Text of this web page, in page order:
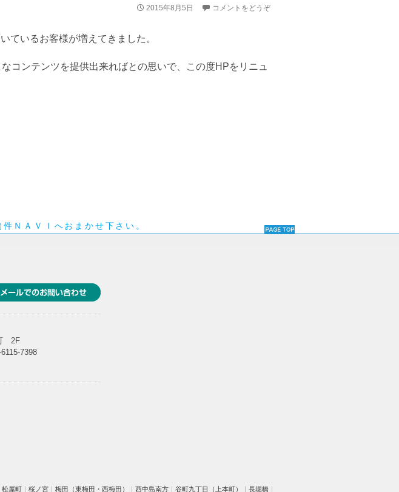
2015年8月5日 コメントをどうぞ
ているお客様が増えてきました。
コンテンツを提供出来ればとの思いで、この度HPをリニュ
ＮＡＶＩへおまかせ下さい。
2F
7398
松屋町 ｜ 桜ノ宮 ｜ 梅田（東梅田・西梅田） ｜ 西中島南方 ｜ 谷町九丁目（上本町） ｜ 長堀橋 ｜